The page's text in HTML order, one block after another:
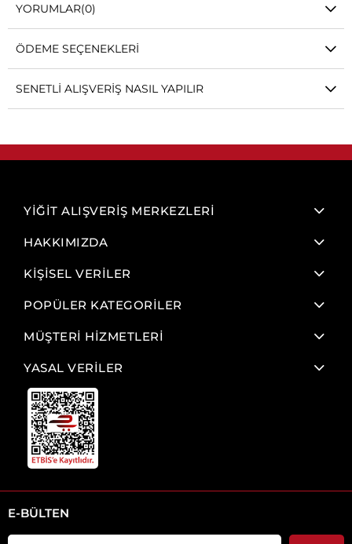
YORUMLAR(0)
ÖDEME SEÇENEKLERI
SENETLI ALIŞVERIŞ NASIL YAPILIR
YİĞİT ALIŞVERİŞ MERKEZLERİ
HAKKIMIZDA
KİŞİSEL VERİLER
POPÜLER KATEGORİLER
MÜŞTERİ HİZMETLERİ
YASAL VERİLER
E-BÜLTEN